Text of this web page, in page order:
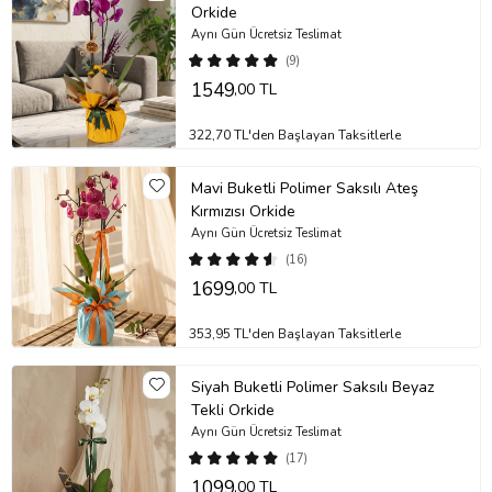
Orkide
(9)
Aynı Gün Ücretsiz Teslimat
1549,00 TL
322,70 TL'den Başlayan Taksitlerle
Mavi Buketli Polimer Saksılı Ateş
Kırmızısı Orkide
(16)
Aynı Gün Ücretsiz Teslimat
1699,00 TL
353,95 TL'den Başlayan Taksitlerle
Siyah Buketli Polimer Saksılı Beyaz
Tekli Orkide
(17)
Aynı Gün Ücretsiz Teslimat
,00 TL